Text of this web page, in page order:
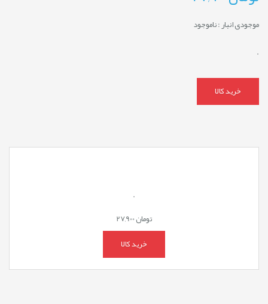
موجودی انبار :ناموجود
.
خرید کالا
.
تومان
خرید کالا